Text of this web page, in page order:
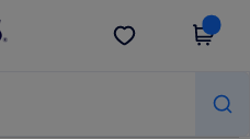
Last ned app